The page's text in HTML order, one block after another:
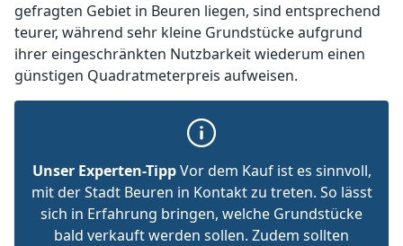
gefragten Gebiet in Beuren liegen, sind entsprechend
teurer, während sehr kleine Grundstücke aufgrund
ihrer eingeschränkten Nutzbarkeit wiederum einen
günstigen Quadratmeterpreis aufweisen.
Unser Experten-TippVor dem Kauf ist es sinnvoll,
mit der Stadt Beuren in Kontakt zu treten. So lässt
sich in Erfahrung bringen, welche Grundstücke
bald verkauft werden sollen. Zudem sollten